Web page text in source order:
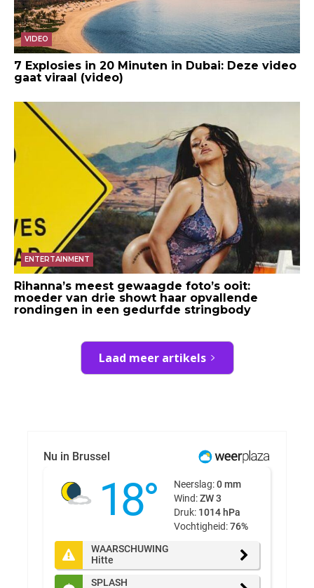
VIDEO
7 Explosies in 20 Minuten in Dubai: Deze video
gaat viraal (video)
ENTERTAINMENT
Rihanna’s meest gewaagde foto’s ooit:
moeder van drie showt haar opvallende
rondingen in een gedurfde stringbody
Laad meer artikels